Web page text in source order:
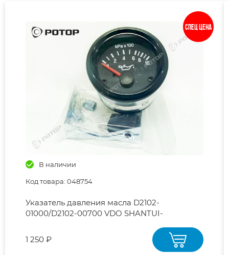
Спец цена
В наличии
Код товара: 048754
Указатель давления масла D2102-
01000/D2102-00700 VDO SHANTUI-
1 250 ₽